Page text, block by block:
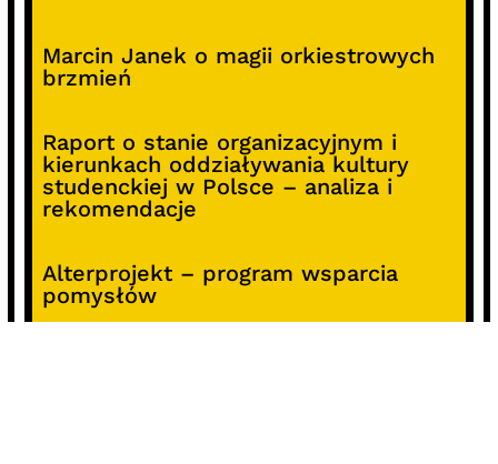
Marcin Janek o magii orkiestrowych
brzmień
Raport o stanie organizacyjnym i
kierunkach oddziaływania kultury
studenckiej w Polsce – analiza i
rekomendacje
Alterprojekt – program wsparcia
pomysłów